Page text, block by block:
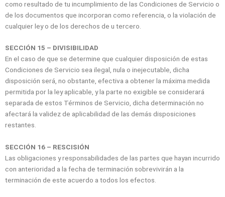
como resultado de tu incumplimiento de las Condiciones de Servicio o
de los documentos que incorporan como referencia, o la violación de
cualquier ley o de los derechos de u tercero.
SECCIÓN 15 – DIVISIBILIDAD
En el caso de que se determine que cualquier disposición de estas
Condiciones de Servicio sea ilegal, nula o inejecutable, dicha
disposición será, no obstante, efectiva a obtener la máxima medida
permitida por la ley aplicable, y la parte no exigible se considerará
separada de estos Términos de Servicio, dicha determinación no
afectará la validez de aplicabilidad de las demás disposiciones
restantes.
SECCIÓN 16 – RESCISIÓN
Las obligaciones y responsabilidades de las partes que hayan incurrido
con anterioridad a la fecha de terminación sobrevivirán a la
terminación de este acuerdo a todos los efectos.